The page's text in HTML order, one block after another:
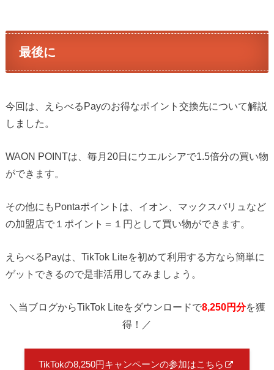
最後に
今回は、えらべるPayのお得なポイント交換先について解説
しました。
WAON POINTは、毎月20日にウエルシアで1.5倍分の買い物
ができます。
その他にもPontaポイントは、イオン、マックスバリュなど
の加盟店で１ポイント＝１円として買い物ができます。
えらべるPayは、TikTok Liteを初めて利用する方なら簡単に
ゲットできるので是非活用してみましょう。
＼当ブログからTikTok Liteをダウンロードで8,250円分を獲
得！／
TikTokの8,250円キャンペーンの参加はこちら